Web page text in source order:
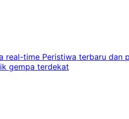
real-time Peristiwa terbaru dan
gempa terdekat